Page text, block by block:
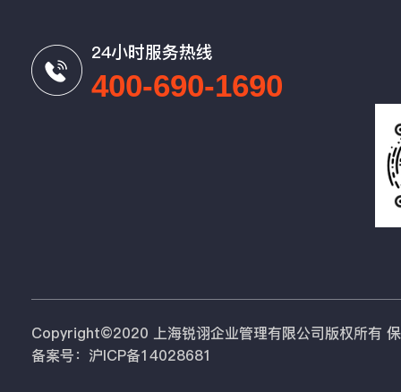
24小时服务热线
400-690-1690
Copyright©2020 上海锐诩企业管理有限公司版权所有
备案号：沪ICP备14028681